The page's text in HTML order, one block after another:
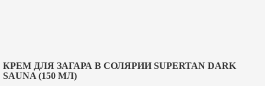
КРЕМ ДЛЯ ЗАГАРА В СОЛЯРИИ SUPERTAN DARK
SAUNA (150 МЛ)